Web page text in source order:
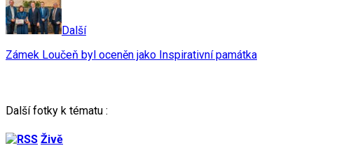
Další
Zámek Loučeň byl oceněn jako Inspirativní památka
Další fotky k tématu :
Živě